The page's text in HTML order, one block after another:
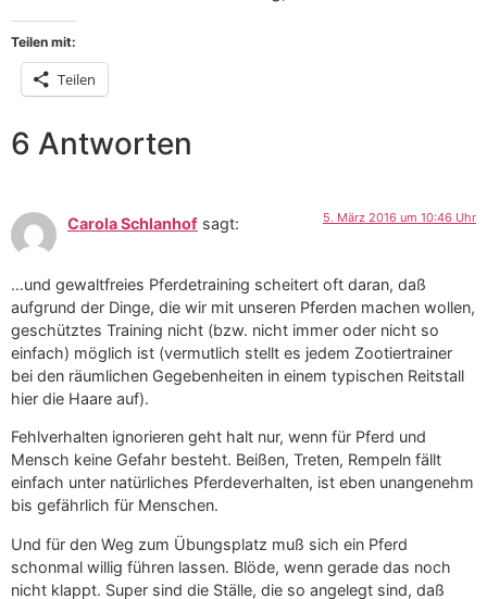
Teilen mit:
Teilen
6 Antworten
Carola Schlanhof sagt: 5. März 2016 um 10:46 Uhr
…und gewaltfreies Pferdetraining scheitert oft daran, daß
aufgrund der Dinge, die wir mit unseren Pferden machen wollen,
geschütztes Training nicht (bzw. nicht immer oder nicht so
einfach) möglich ist (vermutlich stellt es jedem Zootiertrainer
bei den räumlichen Gegebenheiten in einem typischen Reitstall
hier die Haare auf).
Fehlverhalten ignorieren geht halt nur, wenn für Pferd und
Mensch keine Gefahr besteht. Beißen, Treten, Rempeln fällt
einfach unter natürliches Pferdeverhalten, ist eben unangenehm
bis gefährlich für Menschen.
Und für den Weg zum Übungsplatz muß sich ein Pferd
schonmal willig führen lassen. Blöde, wenn gerade das noch
nicht klappt. Super sind die Ställe, die so angelegt sind, daß